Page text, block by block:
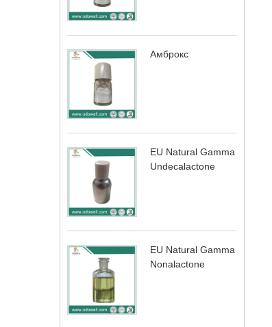
Амброкс
EU Natural Gamma
Undecalactone
EU Natural Gamma
Nonalactone